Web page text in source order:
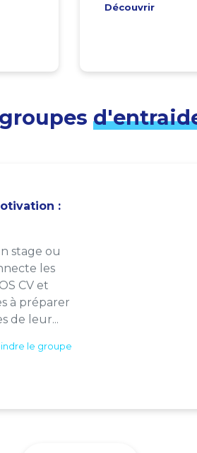
Découvrir
:
stage ou
les
CV et
à préparer
de leur...
le groupe